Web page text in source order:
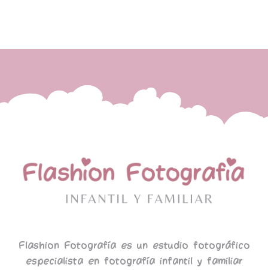
Flashion Fotografía es un estudio fotográfico
especialista en fotografía infantil y familiar